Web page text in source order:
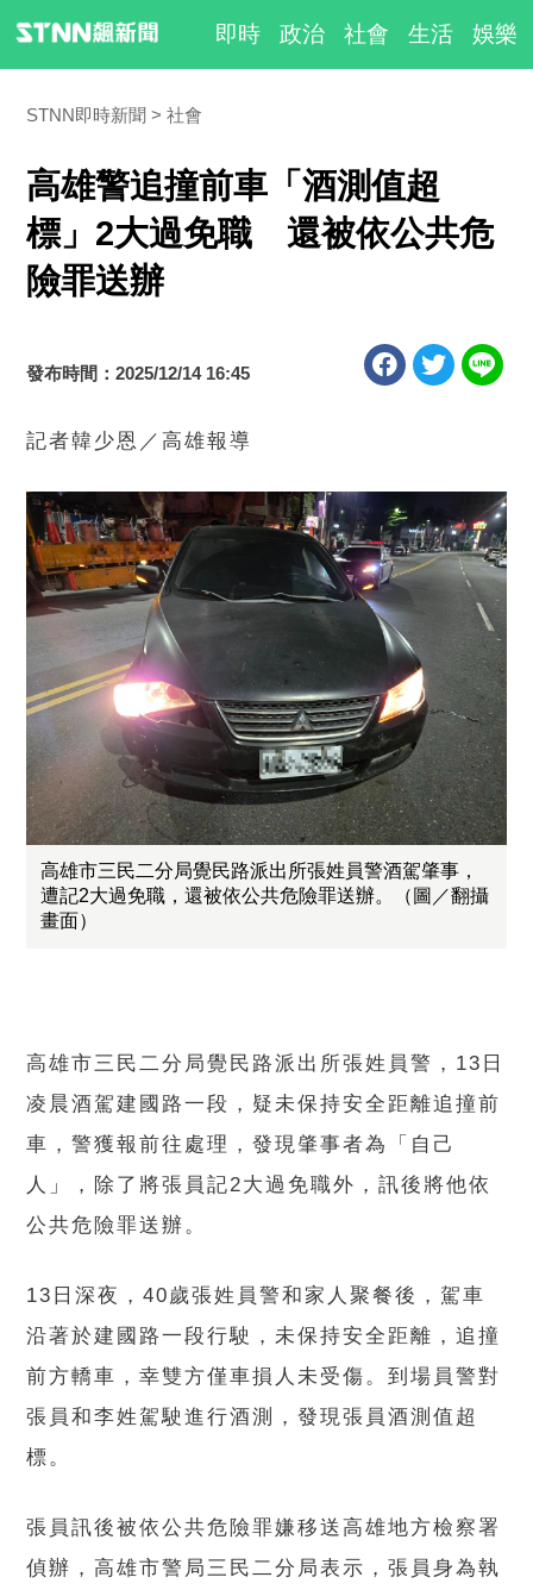
即時 政治 社會 生活 娛樂
STNN即時新聞 社會
高雄警追撞前車「酒測值超
標」2大過免職 還被依公共危
險罪送辦
發布時間：2025/12/14 16:45
記者韓少恩／高雄報導
高雄市三民二分局覺民路派出所張姓員警酒駕肇事，
遭記2大過免職，還被依公共危險罪送辦。（圖／翻攝
畫面）
高雄市三民二分局覺民路派出所張姓員警，13日
凌晨酒駕建國路一段，疑未保持安全距離追撞前
車，警獲報前往處理，發現肇事者為「自己
人」，除了將張員記2大過免職外，訊後將他依
公共危險罪送辦。
13日深夜，40歲張姓員警和家人聚餐後，駕車
沿著於建國路一段行駛，未保持安全距離，追撞
前方轎車，幸雙方僅車損人未受傷。到場員警對
張員和李姓駕駛進行酒測，發現張員酒測值超
標。
張員訊後被依公共危險罪嫌移送高雄地方檢察署
偵辦，高雄市警局三民二分局表示，張員身為執